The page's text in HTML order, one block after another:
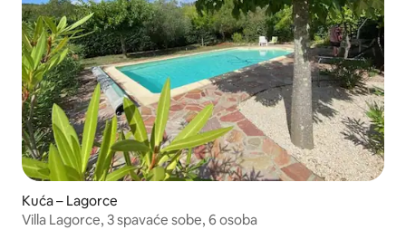
Kuća – Lagorce
Villa Lagorce, 3 spavaće sobe, 6 osoba